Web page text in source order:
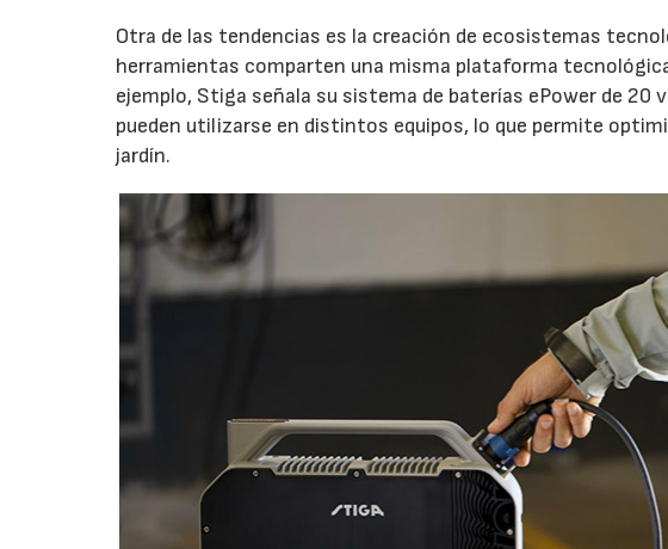
Otra de las tendencias es la creación de ecosistemas
herramientas comparten una misma plataforma
ejemplo, Stiga señala su sistema de baterías ePower de
pueden utilizarse en distintos equipos, lo que permite
jardín.